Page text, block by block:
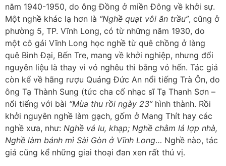
năm 1940-1950, do ông Ðồng ở miền Ðông về khởi sự.
Một nghề khác lạ hơn là “Nghề quạt vôi ăn trầu”, cũng ở
phường 5, TP. Vĩnh Long, có từ những năm 1930, do
một cô gái Vĩnh Long học nghề từ quê chồng ở làng
quê Bình Ðại, Bến Tre, mang về khởi nghiệp, nhưng đổi
nguyên liệu là thay vì vỏ nghêu thì bằng vỏ hến. Tác giả
còn kể về hãng rượu Quảng Ðức An nổi tiếng Trà Ôn, do
ông Tạ Thành Sung (tức cha cố nhạc sĩ Tạ Thanh Sơn –
nổi tiếng với bài “Mùa thu rồi ngày 23”hình thành. Rồi
khởi nguyên nghề làm gạch, gốm ở Mang Thít hay các
nghề xưa, như: Nghề vá lu, khạp; Nghề chằm lá lợp nhà,
Nghề làm bánh mì Sài Gòn ở Vĩnh Long… Nghề nào, tác
giả cũng kể những giai thoại đan xen rất thú vị.